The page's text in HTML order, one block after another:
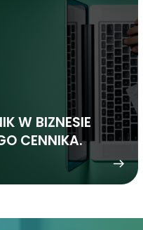
W BIZNESIE
CENNIKA.